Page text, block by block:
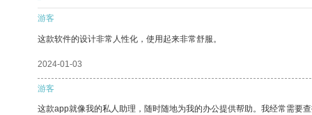
游客
这款软件的设计非常人性化，使用起来非常舒服。
2024-01-03
游客
这款app就像我的私人助理，随时随地为我的办公提供帮助。我经常需要